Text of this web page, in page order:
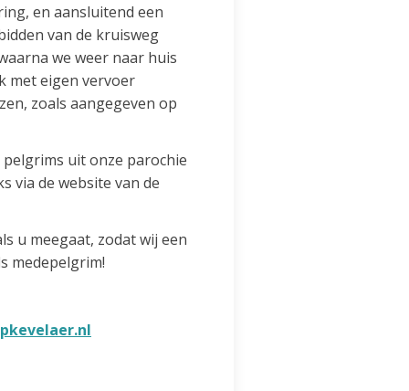
en aansluitend een
van de kruisweg
we weer naar huis
met eigen vervoer
zoals aangegeven op
uit onze parochie
via de website van de
u meegaat, zodat wij een
medepelgrim!